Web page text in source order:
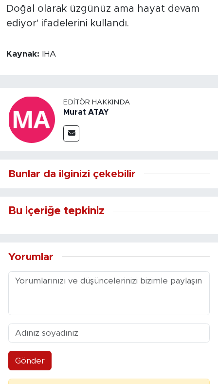
Doğal olarak üzgünüz ama hayat devam
ediyor' ifadelerini kullandı.
Kaynak: İHA
EDITÖR HAKKINDA
Murat ATAY
Bunlar da ilginizi çekebilir
Bu içeriğe tepkiniz
Yorumlar
Gönder